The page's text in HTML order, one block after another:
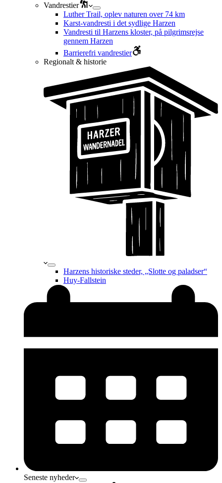
Vandrestier
Luther Trail, oplev naturen over 74 km
Karst-vandresti i det sydlige Harzen
Vandresti til Harzens kloster, på pilgrimsrejse
gennem Harzen
Barrierefri vandrestier
Regionalt & historie
Harzens historiske steder, „Slotte og paladser“
Huy-Fallstein
Seneste nyheder